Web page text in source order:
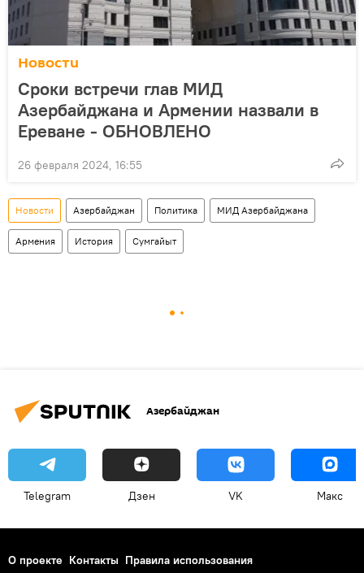
Новости
Сроки встречи глав МИД
Азербайджана и Армении назвали в
Ереване - ОБНОВЛЕНО
26 февраля 2024, 16:55
Новости Азербайджан Политика МИД Азербайджана
Армения История Сумгайыт
Азербайджан
Telegram Дзен VK Макс
О проекте Контакты Правила использования